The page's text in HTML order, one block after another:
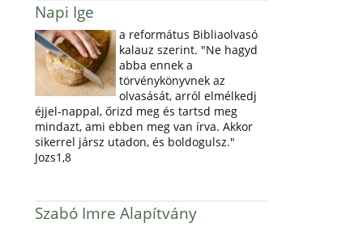
Napi Ige
a református Bibliaolvasó
kalauz szerint. "Ne hagyd
abba ennek a
törvénykönyvnek az
olvasását, arról elmélkedj
éjjel-nappal, őrizd meg és tartsd meg
mindazt, ami ebben meg van írva. Akkor
sikerrel jársz utadon, és boldogulsz."
Jozs1,8
Szabó Imre Alapítvány